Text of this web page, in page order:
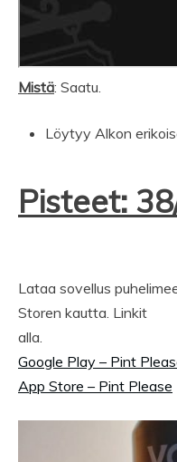
Mistä: Saatu.
Löytyy Alkon
Pisteet:
Lataa sovellus
Storen kautta. Linkit
alla.
Google Play – Pint
App Store – Pint Please